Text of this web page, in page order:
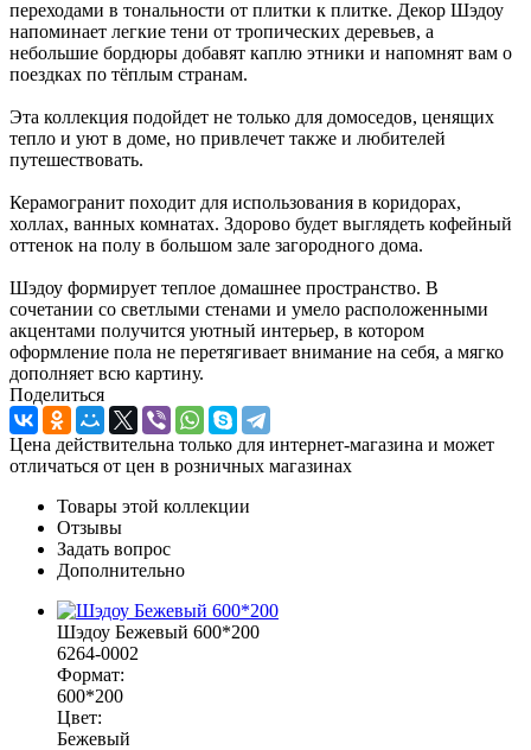
переходами в тональности от плитки к плитке. Декор Шэдоу
напоминает легкие тени от тропических деревьев, а
небольшие бордюры добавят каплю этники и напомнят вам о
поездках по тёплым странам.
Эта коллекция подойдет не только для домоседов, ценящих
тепло и уют в доме, но привлечет также и любителей
путешествовать.
Керамогранит походит для использования в коридорах,
холлах, ванных комнатах. Здорово будет выглядеть кофейный
оттенок на полу в большом зале загородного дома.
Шэдоу формирует теплое домашнее пространство. В
сочетании со светлыми стенами и умело расположенными
акцентами получится уютный интерьер, в котором
оформление пола не перетягивает внимание на себя, а мягко
дополняет всю картину.
Поделиться
Цена действительна только для интернет-магазина и может
отличаться от цен в розничных магазинах
Товары этой коллекции
Отзывы
Задать вопрос
Дополнительно
Шэдоу Бежевый 600*200
6264-0002
Формат:
600*200
Цвет:
Бежевый